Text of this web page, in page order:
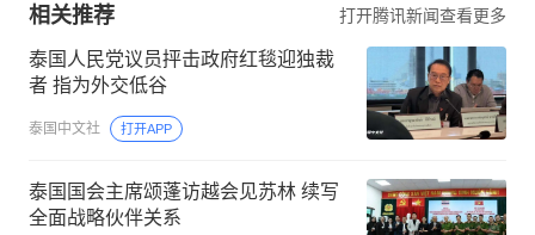
相关推荐 打开腾讯新闻查看更多
泰国人民党议员抨击政府红毯迎独裁
者 指为外交低谷
泰国中文社 打开APP
泰国国会主席颂蓬访越会见苏林 续写
全面战略伙伴关系